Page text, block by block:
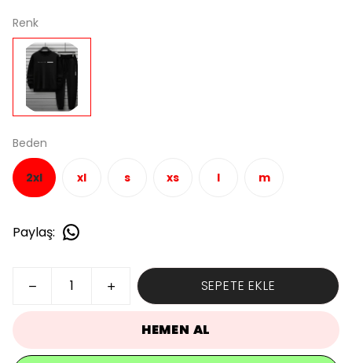
Renk
Beden
2xl xl s xs l m
Paylaş:
SEPETE EKLE
HEMEN AL